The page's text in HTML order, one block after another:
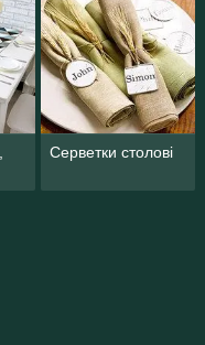
Серветки столові